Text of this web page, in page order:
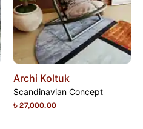
Archi Koltuk
Scandinavian Concept
₺ 27,000.00